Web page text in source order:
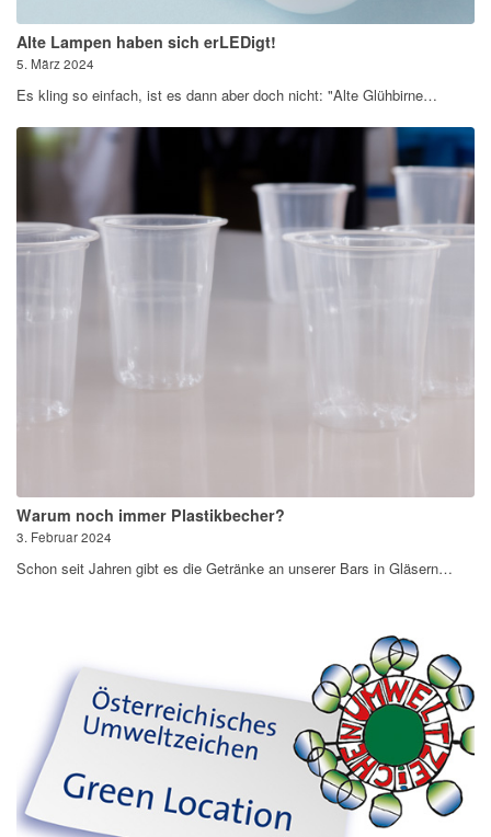
Alte Lampen haben sich erLEDigt!
5. März 2024
Es kling so einfach, ist es dann aber doch nicht: "Alte Glühbirne…
Warum noch immer Plastikbecher?
3. Februar 2024
Schon seit Jahren gibt es die Getränke an unserer Bars in Gläsern…